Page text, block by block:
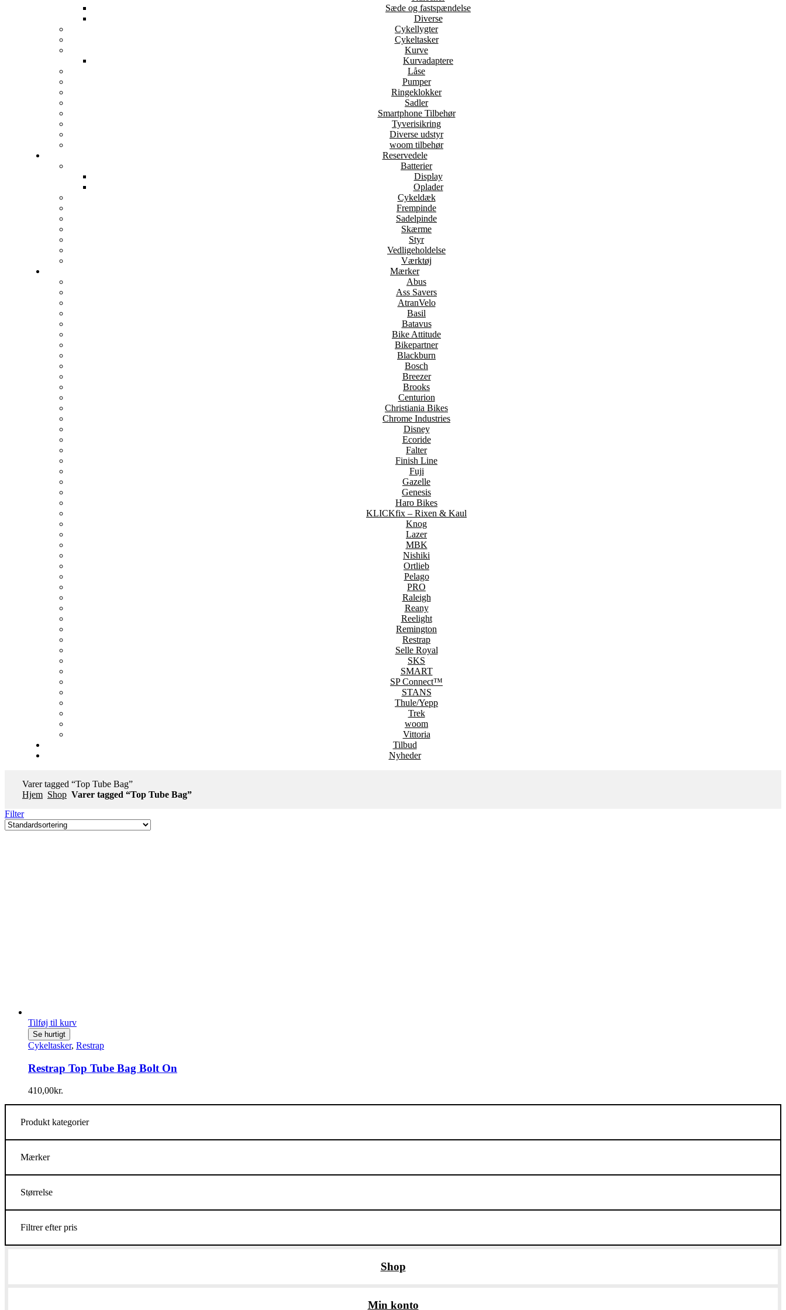
Sæde og fastspændelse
Diverse
Cykellygter
Cykeltasker
Kurve
Kurvadaptere
Låse
Pumper
Ringeklokker
Sadler
Smartphone Tilbehør
Tyverisikring
Diverse udstyr
woom tilbehør
Reservedele
Batterier
Display
Oplader
Cykeldæk
Frempinde
Sadelpinde
Skærme
Styr
Vedligeholdelse
Værktøj
Mærker
Abus
Ass Savers
AtranVelo
Basil
Batavus
Bike Attitude
Bikepartner
Blackburn
Bosch
Breezer
Brooks
Centurion
Christiania Bikes
Chrome Industries
Disney
Ecoride
Falter
Finish Line
Fuji
Gazelle
Genesis
Haro Bikes
KLICKfix – Rixen & Kaul
Knog
Lazer
MBK
Nishiki
Ortlieb
Pelago
PRO
Raleigh
Reany
Reelight
Remington
Restrap
Selle Royal
SKS
SMART
SP Connect™
STANS
Thule/Yepp
Trek
woom
Vittoria
Tilbud
Nyheder
Varer tagged “Top Tube Bag”
Hjem Shop Varer tagged “Top Tube Bag”
Filter
Tilføj til kurv
Se hurtigt
Cykeltasker, Restrap
Restrap Top Tube Bag Bolt On
410,00kr.
Produkt kategorier
Mærker
Størrelse
Filtrer efter pris
Shop
Min konto